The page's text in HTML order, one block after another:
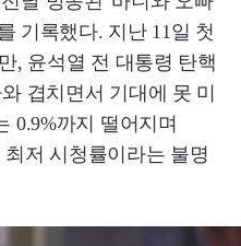
기록했다. 지난 11일 첫
, 윤석열 전 대통령 탄핵
겹치면서 기대에 못 미
0.9%까지 떨어지며
저 시청률이라는 불명